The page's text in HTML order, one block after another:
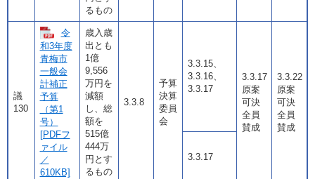
るもの
議
130
令
和3年度
青梅市
一般会
計補正
予算
（第1
号）
[PDFフ
ァイル
／
610KB]
歳入歳
出とも
1億
9,556
万円を
減額
し、総
額を
515億
444万
円とす
るもの
3.3.8
予算
決算
委員
会
3.3.15、
3.3.16、
3.3.17
3.3.17
原案
可決
全員
賛成
3.3.22
原案
可決
全員
賛成
3.3.17